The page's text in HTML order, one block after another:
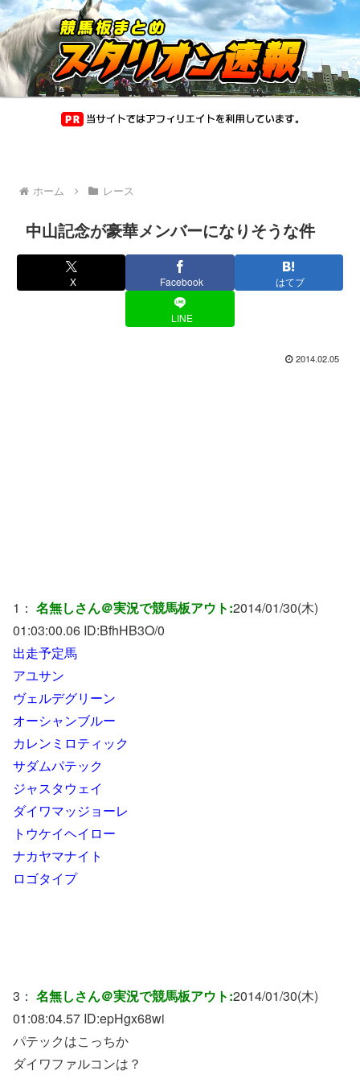
ホーム レース
中山記念が豪華メンバーになりそうな件
X Facebook はてブ
LINE
2014.02.05
1： 名無しさん＠実況で競馬板アウト:2014/01/30(木)
01:03:00.06 ID:BfhHB3O/0
出走予定馬
アユサン
ヴェルデグリーン
オーシャンブルー
カレンミロティック
サダムパテック
ジャスタウェイ
ダイワマッジョーレ
トウケイヘイロー
ナカヤマナイト
ロゴタイプ
3： 名無しさん＠実況で競馬板アウト:2014/01/30(木)
01:08:04.57 ID:epHgx68wi
パテックはこっちか
ダイワファルコンは？